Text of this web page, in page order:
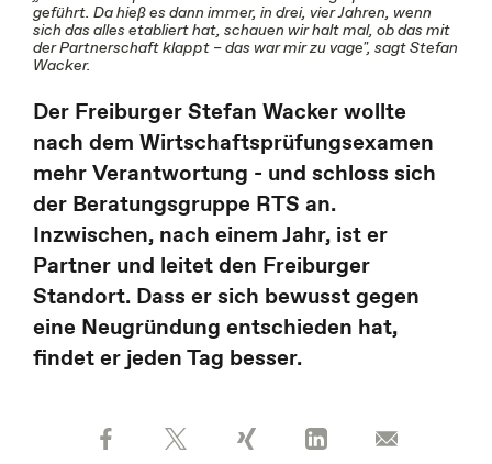
geführt. Da hieß es dann immer, in drei, vier Jahren, wenn
sich das alles etabliert hat, schauen wir halt mal, ob das mit
der Partnerschaft klappt – das war mir zu vage", sagt Stefan
Wacker.
Der Freiburger Stefan Wacker wollte
nach dem Wirtschaftsprüfungsexamen
mehr Verantwortung - und schloss sich
der Beratungsgruppe RTS an.
Inzwischen, nach einem Jahr, ist er
Partner und leitet den Freiburger
Standort. Dass er sich bewusst gegen
eine Neugründung entschieden hat,
findet er jeden Tag besser.